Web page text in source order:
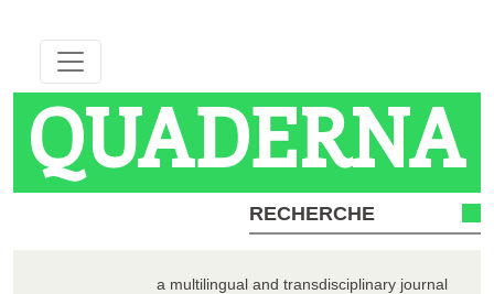
QUADERNA
a multilingual and transdisciplinary journal